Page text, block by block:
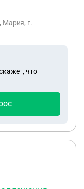
и вообще
к сайтам и
Мария, г.
что